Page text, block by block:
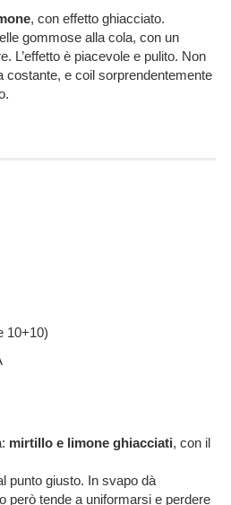
, con effetto ghiacciato.
gommose alla cola, con un
L’effetto è piacevole e pulito. Non
costante, e coil sorprendentemente
10+10)
mirtillo e limone ghiacciati, con il
punto giusto. In svapo dà
però tende a uniformarsi e perdere